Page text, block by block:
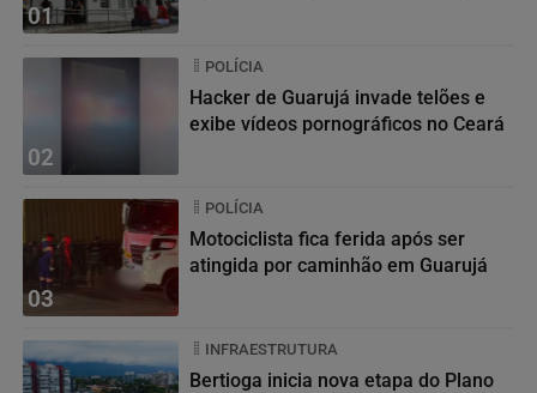
01
02
POLÍCIA
Hacker de Guarujá invade telões e
exibe vídeos pornográficos no Ceará
03
POLÍCIA
Motociclista fica ferida após ser
atingida por caminhão em Guarujá
INFRAESTRUTURA
Bertioga inicia nova etapa do Plano